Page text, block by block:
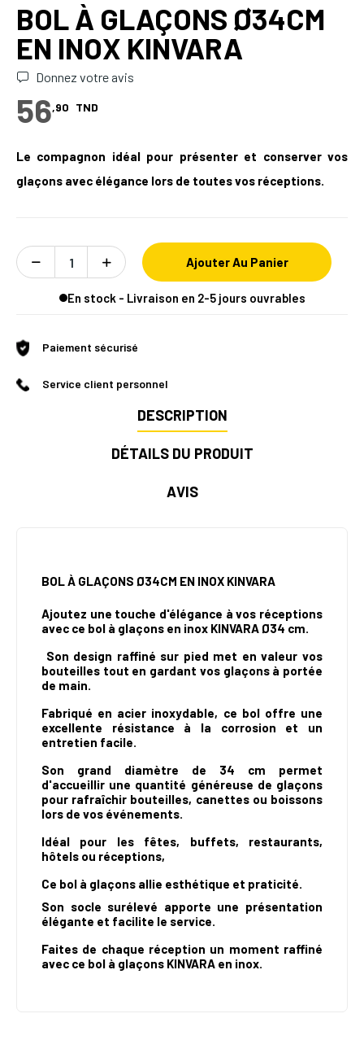
BOL À GLAÇONS Ø34CM
EN INOX KINVARA
Donnez votre avis
56,90 TND
Le compagnon idéal pour présenter et conserver vos
glaçons avec élégance lors de toutes vos réceptions.
Ajouter Au Panier
En stock - Livraison en 2-5 jours ouvrables
Paiement sécurisé
Service client personnel
DESCRIPTION
DÉTAILS DU PRODUIT
AVIS
BOL À GLAÇONS Ø34CM EN INOX KINVARA
Ajoutez une touche d'élégance à vos réceptions
avec ce bol à glaçons en inox KINVARA Ø34 cm.
Son design raffiné sur pied met en valeur vos
bouteilles tout en gardant vos glaçons à portée
de main.
Fabriqué en acier inoxydable, ce bol offre une
excellente résistance à la corrosion et un
entretien facile.
Son grand diamètre de 34 cm permet
d'accueillir une quantité généreuse de glaçons
pour rafraîchir bouteilles, canettes ou boissons
lors de vos événements.
Idéal pour les fêtes, buffets, restaurants,
hôtels ou réceptions,
Ce bol à glaçons allie esthétique et praticité.
Son socle surélevé apporte une présentation
élégante et facilite le service.
Faites de chaque réception un moment raffiné
avec ce bol à glaçons KINVARA en inox.